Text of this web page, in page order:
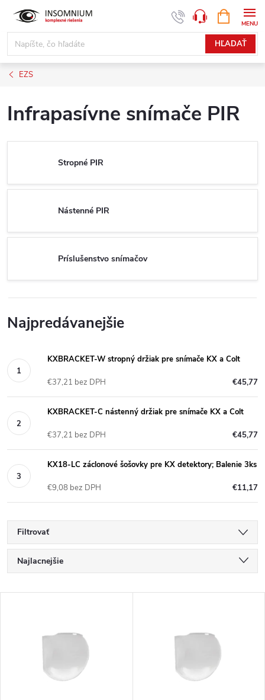
obsah
HĽADAŤ
KOŠÍK
EZS
Infrapasívne snímače PIR
Stropné PIR
Nástenné PIR
Príslušenstvo snímačov
Najpredávanejšie
KXBRACKET-W stropný držiak pre snímače KX a Colt
€45,77
€37,21 bez DPH
KXBRACKET-C nástenný držiak pre snímače KX a Colt
€45,77
€37,21 bez DPH
KX18-LC záclonové šošovky pre KX detektory; Balenie 3ks
€11,17
€9,08 bez DPH
Filtrovať
R
a
Najlacnejšie
www.insomnium.sk - Chat